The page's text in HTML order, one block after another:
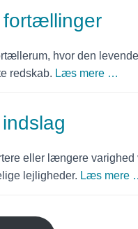
fortællinger
hvor den
redskab. Læs mere …
eller længere varighed
lejligheder. Læs mere